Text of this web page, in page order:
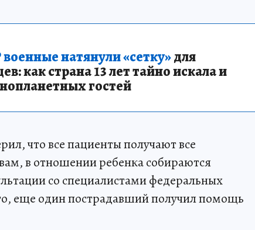
натянули «сетку»для
как страна 13 лет тайно искала и
гостей
что все пациенты получают все
в отношении ребенка собираются
со специалистами федеральных
еще один пострадавший получил помощь